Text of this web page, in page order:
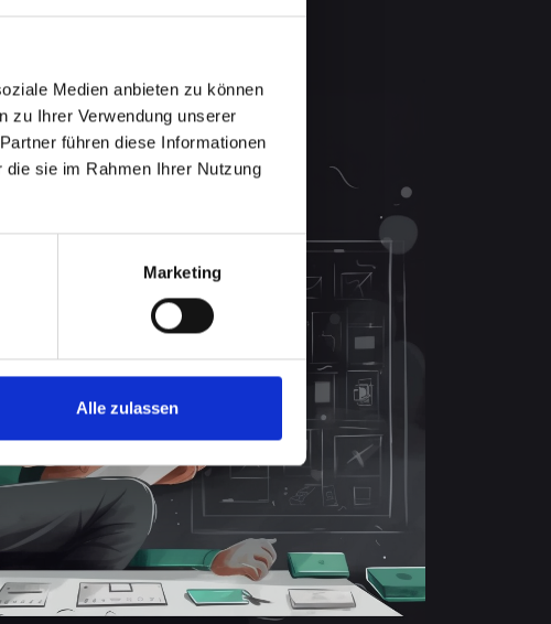
Medien anbieten zu können
zu Ihrer Verwendung unserer
führen diese Informationen
sie im Rahmen Ihrer Nutzung
Marketing
Alle zulassen